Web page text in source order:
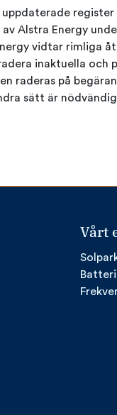
Alstra Energy
vidtar rimliga
inaktuella och
raderas på
sätt är
Vårt